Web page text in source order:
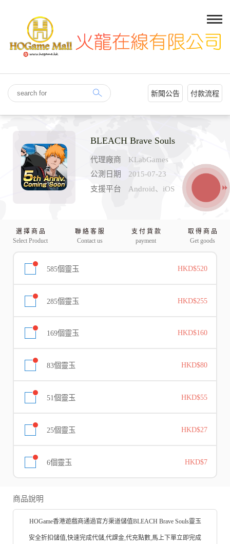
新聞公告 付款流程
BLEACH Brave Souls
代理廠商
KLabGames
公測日期
2015-07-23
支援平台
Android、iOS
選 擇 商 品
Select Product
聯 絡 客 服
Contact us
支 付 貨 款
payment
取 得 商 品
Get goods
585個靈玉 HKD$520
285個靈玉 HKD$255
169個靈玉 HKD$160
83個靈玉 HKD$80
51個靈玉 HKD$55
25個靈玉 HKD$27
6個靈玉 HKD$7
商品說明
HOGame香港遊戲商通過官方渠道儲值BLEACH Brave Souls靈玉
安全折扣儲值,快速完成代儲,代課金,代充點數,馬上下單立即完成